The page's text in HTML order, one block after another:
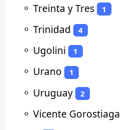
⚬ Treinta y Tres 1
⚬ Trinidad 4
⚬ Ugolini 1
⚬ Urano 1
⚬ Uruguay 2
⚬ Vicente Gorostiaga